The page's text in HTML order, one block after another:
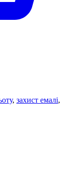
, захист емалі,